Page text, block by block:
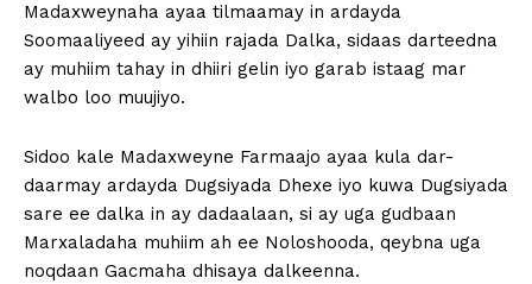
Madaxweynaha ayaa tilmaamay in ardayda
Soomaaliyeed ay yihiin rajada Dalka, sidaas darteedna
ay muhiim tahay in dhiiri gelin iyo garab istaag mar
walbo loo muujiyo.
Sidoo kale Madaxweyne Farmaajo ayaa kula dar-
daarmay ardayda Dugsiyada Dhexe iyo kuwa Dugsiyada
sare ee dalka in ay dadaalaan, si ay uga gudbaan
Marxaladaha muhiim ah ee Noloshooda, qeybna uga
noqdaan Gacmaha dhisaya dalkeenna.